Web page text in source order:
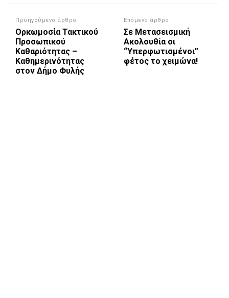
Προηγούμενο άρθρο
Ορκωμοσία Τακτικού
Προσωπικού
Καθαριότητας –
Καθημερινότητας
στον Δήμο Φυλής
Επόμενο άρθρο
Σε Μετασεισμική
Ακολουθία οι
“Υπερφωτισμένοι”
φέτος το χειμώνα!